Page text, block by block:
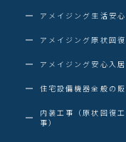
アメイジング生活安
アメイジング原状回
アメイジング安心入
住宅設備機器全般の販
内装工事（原状回復
事）